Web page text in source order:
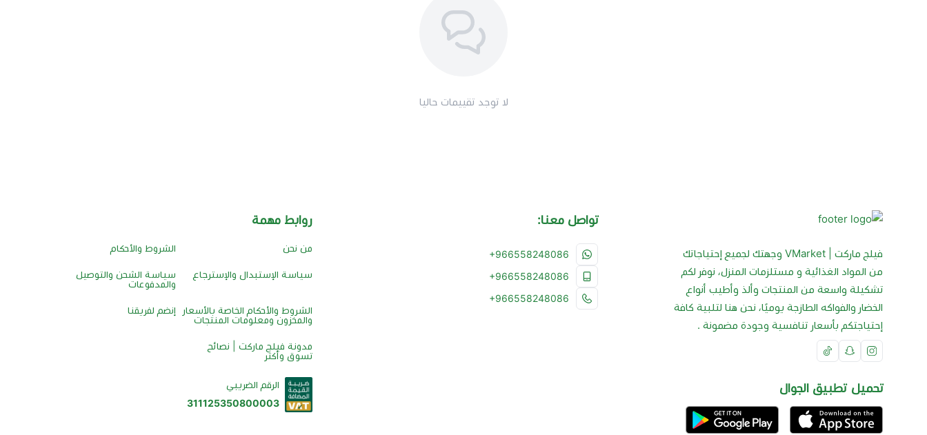
لا توجد تقييمات حاليا
فيلج ماركت | VMarket وجهتك لجميع إحتياجاتك
من المواد الغذائية و مستلزمات المنزل، نوفر لكم
تشكيلة واسعة من المنتجات وألذ وأطيب أنواع
الخضار والفواكه الطازجة يوميًا، نحن هنا لتلبية كافة
إحتياجتكم بأسعار تنافسية وجودة مضمونة .
تحميل تطبيق الجوال
تواصل معنا:
+966558248086
+966558248086
+966558248086
روابط مهمة
من نحن الشروط والأحكام
سياسة الإستبدال والإسترجاع
سياسة الشحن والتوصيل
والمدفوعات
الشروط والأحكام الخاصة بالأسعار
والمخزون ومعلومات المنتجات
إنضم لفريقنا
مدونة فيلج ماركت | نصائح
تسوق وأكثر
الرقم الضريبي
311125350800003